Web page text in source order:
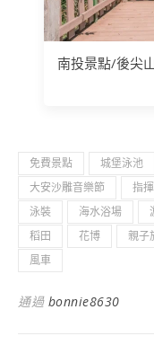
南投景點/後尖
免費景點 城堡泳池
大安沙雕音樂節
指
泳裝
海水浴場
稻田
花博 親子
風車
通過 bonnie8630